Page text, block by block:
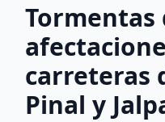
Tormentas
carreteras
Pinal y